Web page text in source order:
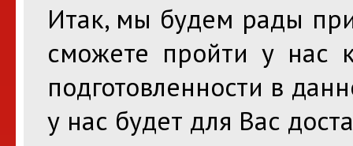
Итак, мы будем рады
сможете пройти у нас
подготовленности в
у нас будет для Вас